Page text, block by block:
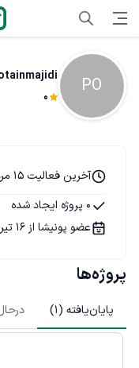
PO
0
آخرین فعالیت 15 مرداد 1405
0 پروژه ایجاد شده
عضو پونیشا از 16 تیر 1405
پروژه‌ها
پایان‌یافته (1
)